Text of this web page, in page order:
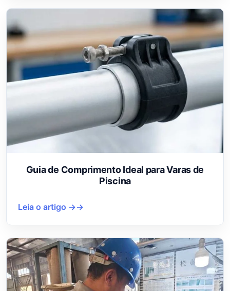
Guia de Comprimento Ideal para Varas de
Piscina
Leia o artigo →